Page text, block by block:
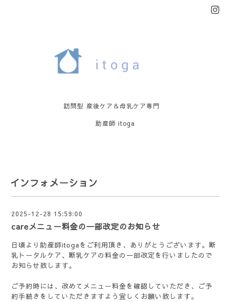
訪問型 産後ケア＆母乳ケア専門
助産師 itoga
インフォメーション
2025-12-28 15:59:00
careメニュー料金の一部改定のお知らせ
日頃より助産師itogaをご利用頂き、ありがとうございます。断
乳トータルケア、断乳ケアの料金の一部改定を行いましたので
お知らせ致します。
ご予約時には、改めてメニュー料金を確認していただき、ご予
約手続きをしていただきますよう宜しくお願い致します。